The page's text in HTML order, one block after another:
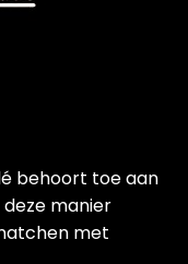
behoort toe aan
manier
met